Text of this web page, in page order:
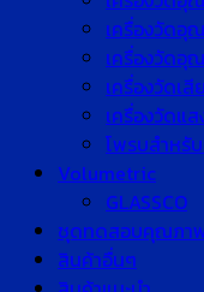
เครื่องวัดอุ
เครื่องวัดอุ
เครื่องวัดเ
เครื่องวัดแ
โพรบสำห
Volumetric
GLASSCO
ชุดทดสอบคุณภา
สินค้าอื่นๆ